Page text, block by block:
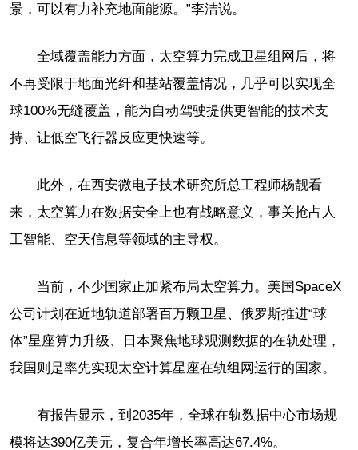
景，可以有力补充地面能源。”李洁说。
全域覆盖能力方面，太空算力完成卫星组网后，将
不再受限于地面光纤和基站覆盖情况，几乎可以实现全
球100%无缝覆盖，能为自动驾驶提供更智能的技术支
持、让低空飞行器反应更快速等。
此外，在西安微电子技术研究所总工程师杨靓看
来，太空算力在数据安全上也有战略意义，事关抢占人
工智能、空天信息等领域的主导权。
当前，不少国家正加紧布局太空算力。美国SpaceX
公司计划在近地轨道部署百万颗卫星、俄罗斯推进“球
体”星座算力升级、日本聚焦地球观测数据的在轨处理，
我国则是率先实现太空计算星座在轨组网运行的国家。
有报告显示，到2035年，全球在轨数据中心市场规
模将达390亿美元，复合年增长率高达67.4%。